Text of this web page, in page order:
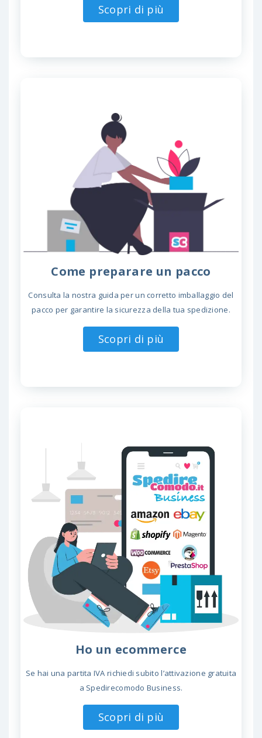
Scopri di più
Come preparare un pacco
Consulta la nostra guida per un corretto imballaggio del
pacco per garantire la sicurezza della tua spedizione.
Scopri di più
Ho un ecommerce
Se hai una partita IVA richiedi subito l’attivazione gratuita
a Spedirecomodo Business.
Scopri di più